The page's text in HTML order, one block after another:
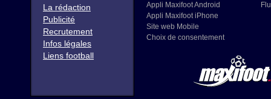
La rédaction
Publicité
Recrutement
Infos légales
Liens football
Appli Maxifoot Android
Appli Maxifoot iPhone
Site web Mobile
Choix de consentement